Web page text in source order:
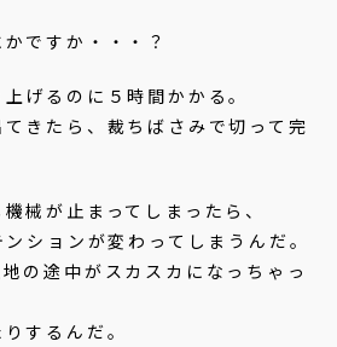
ですか・・・？
げるのに５時間かかる。
きたら、裁ちばさみで切って完
械が止まってしまったら、
ションが変わってしまうんだ。
の途中がスカスカになっちゃっ
するんだ。